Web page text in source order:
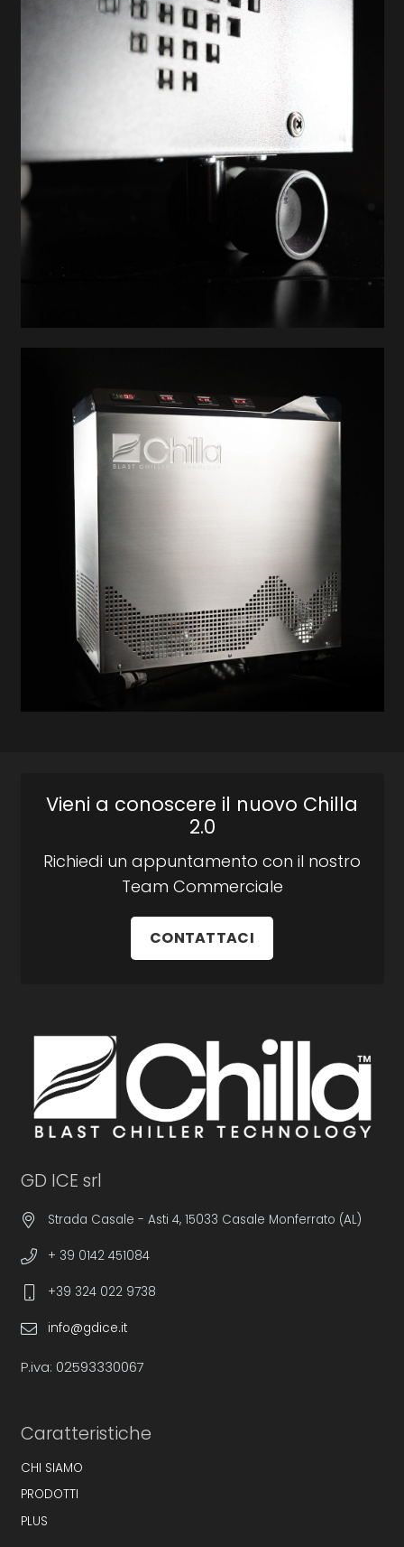
Vieni a conoscere il nuovo Chilla
2.0
Richiedi un appuntamento con il nostro
Team Commerciale
CONTATTACI
GD ICE srl
Strada Casale - Asti 4, 15033 Casale Monferrato (AL)
+ 39 0142 451084
+39 324 022 9738
info@gdice.it
P.iva: 02593330067
Caratteristiche
CHI SIAMO
PRODOTTI
PLUS